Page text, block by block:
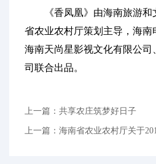
《香凤凰》由海南旅游和
省农业农村厅策划主导，海南
海南天尚星影视文化有限公
司联合出品。
上一篇：共享农庄筑梦好日子
上一篇：海南省农业农村厅关于